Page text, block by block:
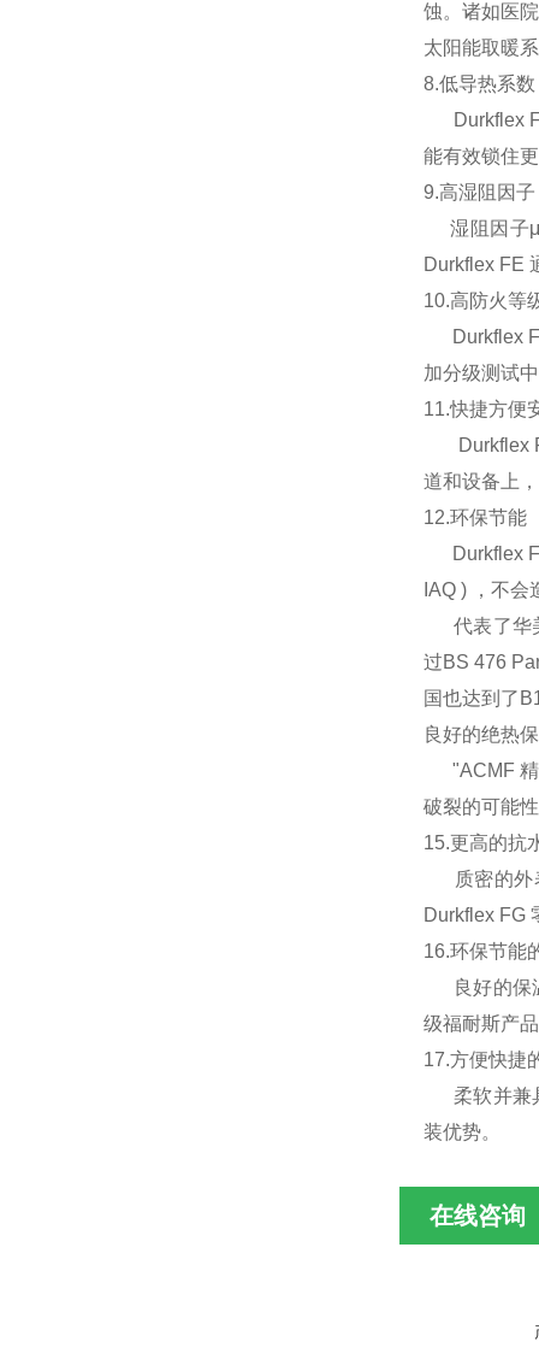
蚀。诸如医
太阳能取暖
8.低导热系数
Durkflex
能有效锁住
9.高湿阻因子
湿阻因子μ
Durkflex FE
10.高防火等
Durkflex
加分级测试
11.快捷方便
Durkflex
道和设备上
12.环保节能
Durkflex
IAQ ) ，不
代表了华美
过BS 476
国也达到了
良好的绝热
"ACMF 精
破裂的可能
15.更高的抗
质密的外
Durkflex FG
16.环保节能
良好的保温
级福耐斯产
17.方便快捷
柔软并兼具
装优势。
在线咨询